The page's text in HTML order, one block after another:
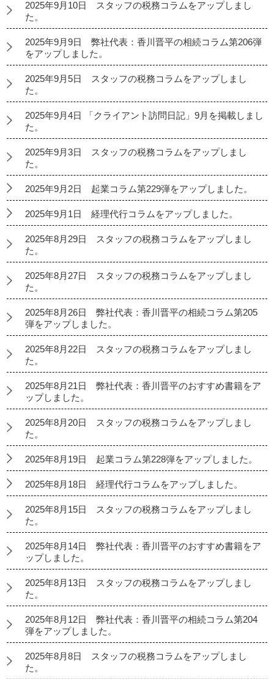
2025年9月10日 スタッフの税務コラムをアップしまし
た。
2025年9月9日 弊社代表：香川晋平の相続コラム第206弾
をアップしました。
2025年9月5日 スタッフの税務コラムをアップしまし
た。
2025年9月4日 「クライアント訪問日記」9月を掲載しまし
た。
2025年9月3日 スタッフの税務コラムをアップしまし
た。
2025年9月2日 起業コラム第229弾をアップしました。
2025年9月1日 経理代行コラムをアップしました。
2025年8月29日 スタッフの税務コラムをアップしまし
た。
2025年8月27日 スタッフの税務コラムをアップしまし
た。
2025年8月26日 弊社代表：香川晋平の相続コラム第205
弾をアップしました。
2025年8月22日 スタッフの税務コラムをアップしまし
た。
2025年8月21日 弊社代表：香川晋平のおすすめ書籍をア
ップしました。
2025年8月20日 スタッフの税務コラムをアップしまし
た。
2025年8月19日 起業コラム第228弾をアップしました。
2025年8月18日 経理代行コラムをアップしました。
2025年8月15日 スタッフの税務コラムをアップしまし
た。
2025年8月14日 弊社代表：香川晋平のおすすめ書籍をア
ップしました。
2025年8月13日 スタッフの税務コラムをアップしまし
た。
2025年8月12日 弊社代表：香川晋平の相続コラム第204
弾をアップしました。
2025年8月8日 スタッフの税務コラムをアップしまし
た。